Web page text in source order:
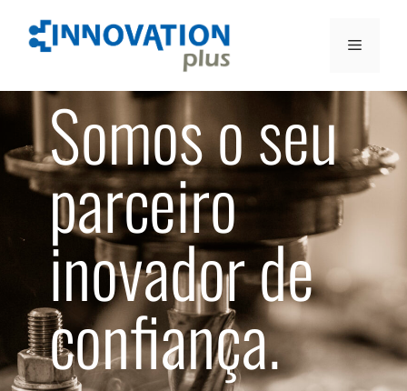
Somos o seu
parceiro
inovador de
confiança.